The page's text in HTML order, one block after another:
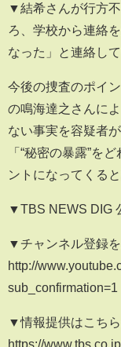
▼結希さんが行方
ろ、学校から連絡
なった」と連絡し
今後の捜査のポイ
の鳴海達之さんに
ない事実を容疑者
「“秘密の暴露”を
ントになってくる
▼TBS NEWS DIG
▼チャンネル登録を
http://
sub_confirmation=1
▼情報提供はこち
https://